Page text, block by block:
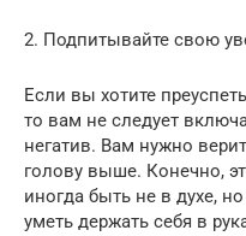
2. Подпитывайте свою
Если вы хотите
то вам не следует
негатив. Вам нужно
голову выше. Конечно,
иногда быть не в духе,
уметь держать себя в